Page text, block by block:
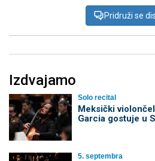
Pridruži se
Izdvajamo
Solo recital
Meksički
Garcia gostuje u
5. septembra